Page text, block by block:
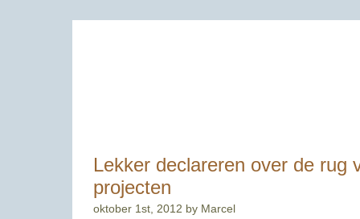
Lekker declareren over de rug
projecten
oktober 1st, 2012 by Marcel